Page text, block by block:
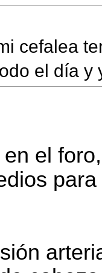
cefalea
el día y
el